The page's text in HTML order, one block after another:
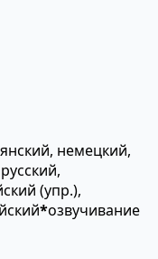
немецкий,
(упр.),
*озвучивание